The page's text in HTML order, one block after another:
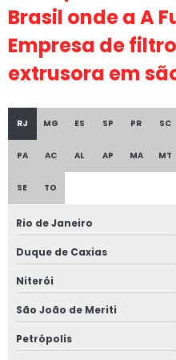
Fornecedor de disco de tela
Fornecedor de disco de tela
Fornecedor de disco de tela
Fabrica de disco de tela para
Fabrica de disco de tela para
Fabricante de disco de tela para
Fabricante de disco de tela
Fabricante de disco de tela
Disco de tela inox para extrusora
Empresa de disco de tela inox
Brasil onde a A
Empresa de
extrusora em
RJ MG ES SP PR SC
PA AC AL AP MA MT
SE TO
Rio de Janeiro
Duque de Caxias
Niterói
São João de Meriti
Petrópolis